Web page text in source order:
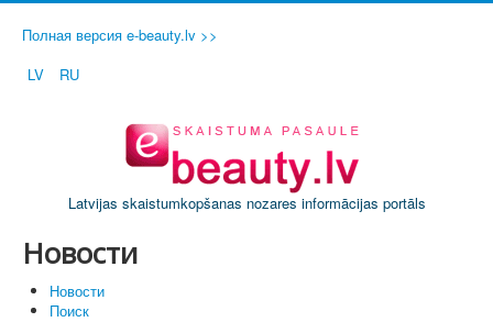
Полная версия e-beauty.lv >>
LV
RU
Latvijas skaistumkopšanas nozares informācijas portāls
Новости
Новости
Поиск